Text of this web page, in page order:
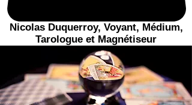
Nicolas Duquerroy, Voyant, Médium,
Tarologue et Magnétiseur